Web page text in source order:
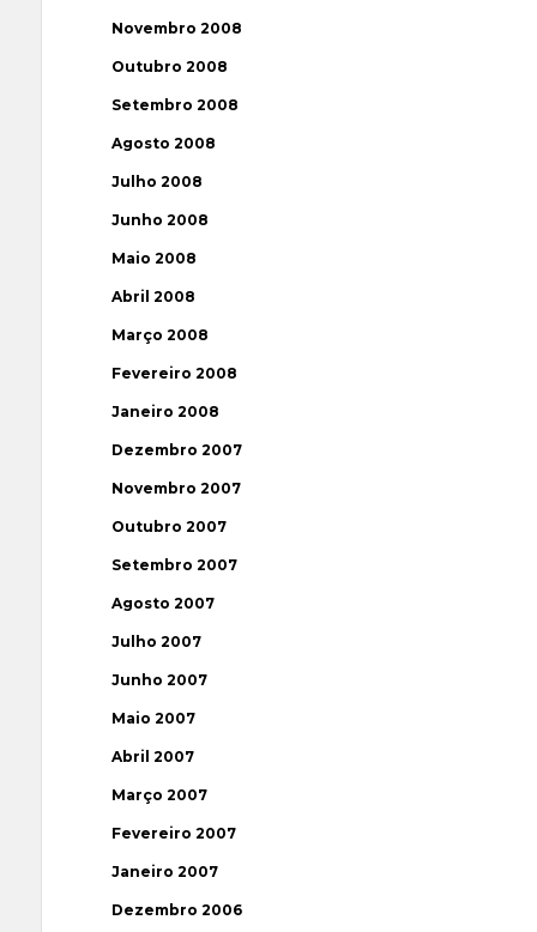
Novembro 2008
Outubro 2008
Setembro 2008
Agosto 2008
Julho 2008
Junho 2008
Maio 2008
Abril 2008
Março 2008
Fevereiro 2008
Janeiro 2008
Dezembro 2007
Novembro 2007
Outubro 2007
Setembro 2007
Agosto 2007
Julho 2007
Junho 2007
Maio 2007
Abril 2007
Março 2007
Fevereiro 2007
Janeiro 2007
Dezembro 2006